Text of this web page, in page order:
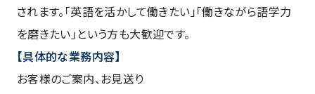
されます。「英語を活かして働きたい」「働きながら語学力
を磨きたい」という方も大歓迎です。
【具体的な業務内容】
お客様のご案内、お見送り